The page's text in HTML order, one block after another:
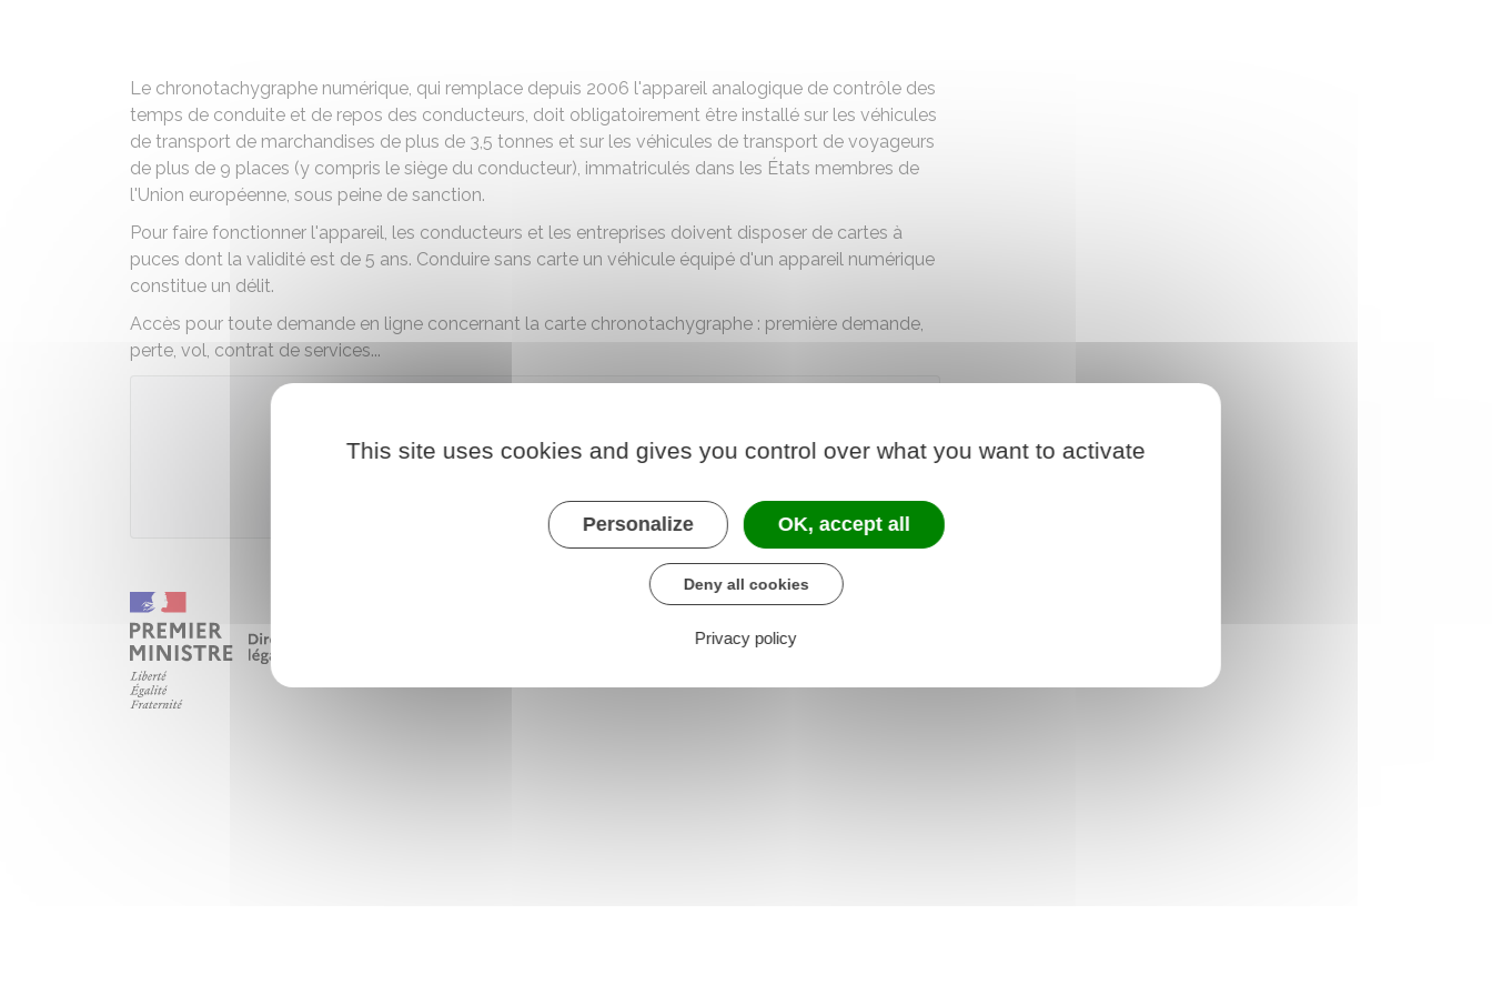
Le chronotachygraphe numérique, qui remplace depuis 2006 l'appareil analogique de contrôle des
temps de conduite et de repos des conducteurs, doit obligatoirement être installé sur les véhicules
de transport de marchandises de plus de 3,5 tonnes et sur les véhicules de transport de voyageurs
de plus de 9 places (y compris le siège du conducteur), immatriculés dans les États membres de
l'Union européenne, sous peine de sanction.
Pour faire fonctionner l'appareil, les conducteurs et les entreprises doivent disposer de cartes à
puces dont la validité est de 5 ans. Conduire sans carte un véhicule équipé d'un appareil numérique
constitue un délit.
Accès pour toute demande en ligne concernant la carte chronotachygraphe : première demande,
perte, vol, contrat de services...
Accéder au téléservice
Ministère chargé des transports
This site uses cookies and gives you control over what you want to activate
Personalize OK, accept all
Deny all cookies
Privacy policy